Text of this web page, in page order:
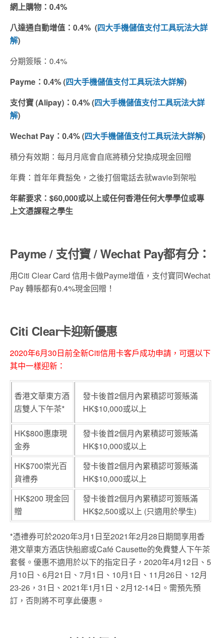
網上購物：0.4%
八達通自動增值：0.4% (四大手機儲值支付工具玩法大詳
解)
分期簽賬：0.4%
Payme：0.4% (四大手機儲值支付工具玩法大詳解)
支付寶 (Alipay)：0.4% (四大手機儲值支付工具玩法大詳
解)
Wechat Pay：0.4% (四大手機儲值支付工具玩法大詳解)
積分有效期：每月月底會自底將積分兌換成現金回贈
年費：首年年費豁免，之後打個電話去就wavie到架啦
年薪要求：$60,000或以上或任何香港任何大學學位或專
上文憑課程之學生
Payme / 支付寶 /Wechat Pay都有分：
用Citi Clear Card 信用卡做Payme增值，支付寶同Wechat
Pay 轉賬都有0.4%現金回贈！
Citi Clear卡迎新優惠
2020年6月30日前全新Citi信用卡客戶成功申請，可選以下
其中一樣迎新：
香港文華東方酒
店雙人下午茶*
發卡後首2個月內累積認可簽賬滿
HK$10,000或以上
HK$800惠康現
金券
發卡後首2個月內累積認可簽賬滿
HK$10,000或以上
HK$700崇光百
貨禮券
發卡後首2個月內累積認可簽賬滿
HK$10,000或以上
HK$200 現金回
贈
發卡後首2個月內累積認可簽賬滿
HK$2,500或以上 (只適用於學生)
*憑禮券可於2020年3月1日至2021年2月28日期間享用香
港文華東方酒店快船廊或Café Causette的免費雙人下午茶
套餐。優惠不適用於以下的指定日子，2020年4月12日、5
月10日、6月21日、7月1日、10月1日、11月26日、12月
23-26，31日、2021年1月1日、2月12-14日。需預先預
訂，否則將不可享此優惠。